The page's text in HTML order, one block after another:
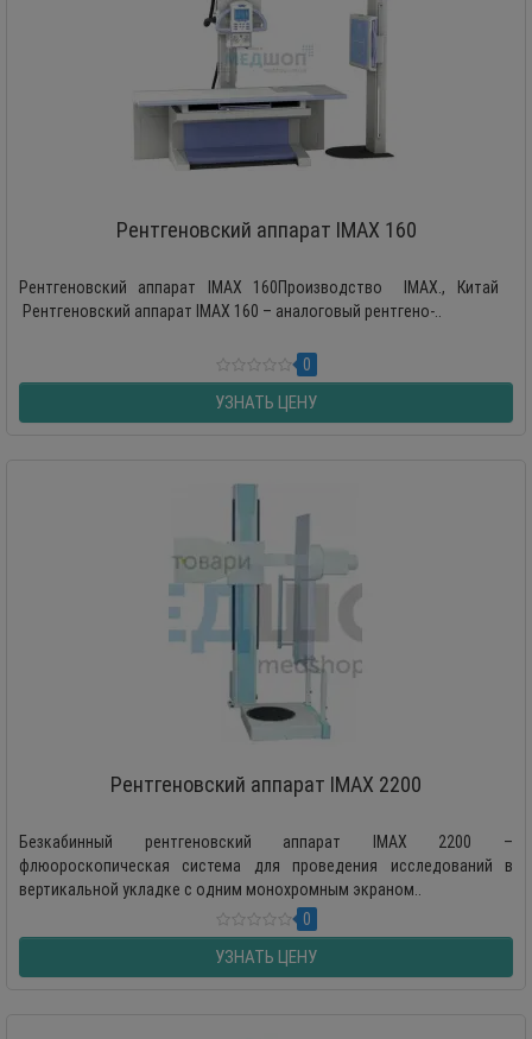
Рентгеновский аппарат IMAX 160
Рентгеновский аппарат IMAX 160Производство IMAX., Китай
Рентгеновский аппарат IMAX 160 – аналоговый рентгено-..
0
УЗНАТЬ ЦЕНУ
Рентгеновский аппарат IMAX 2200
Безкабинный рентгеновский аппарат IMAX 2200 –
флюороскопическая система для проведения исследований в
вертикальной укладке с одним монохромным экраном..
0
УЗНАТЬ ЦЕНУ